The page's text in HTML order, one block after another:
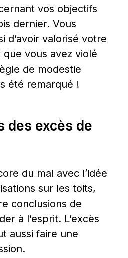
vos objectifs
dernier. Vous
d’avoir valorisé votre
vous avez violé
de modestie
été remarqué !
des excès de
du mal avec l’idée
sur les toits,
conclusions de
à l’esprit. L’excès
aussi faire une